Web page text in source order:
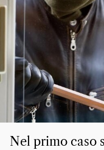
Nel primo caso